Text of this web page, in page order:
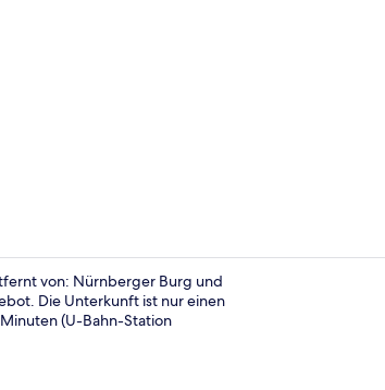
Allergikerbettwaren,
von: Nürnberger Burg und
Die Unterkunft ist nur einen
(U-Bahn-Station